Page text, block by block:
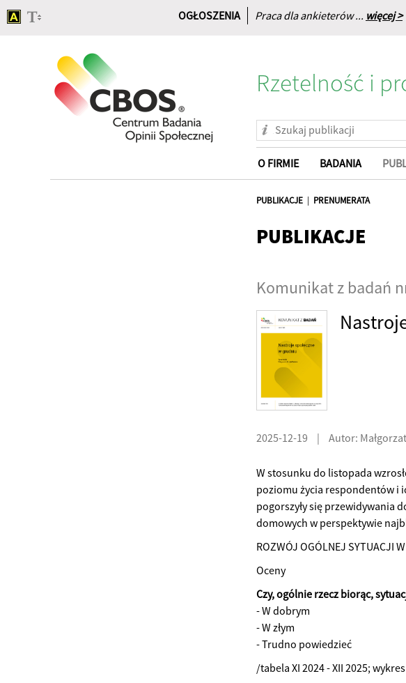
OGŁOSZENIA Praca dla ankieterów ... więcej >
główna
Rzetelność i
O FIRMIE BADANIA
PUBLIKACJE | PRENUMERATA
PUBLIKACJE
Komunikat z badań
2025-12-19 | Autor:
W stosunku do listopada
poziomu życia respondentów i
pogorszyły się przewidywania
domowych w perspektywie
ROZWÓJ OGÓLNEJ SYTUACJI
Oceny
Czy, ogólnie rzecz biorąc,
- W dobrym
- W złym
- Trudno powiedzieć
/tabela XI 2024 - XII 2025;